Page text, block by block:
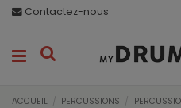
Contactez-nous
ACCUEIL PERCUSSIONS